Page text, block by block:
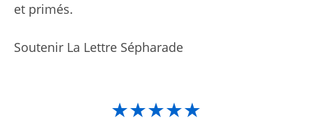
et primés.
Soutenir La Lettre Sépharade
★★★★★